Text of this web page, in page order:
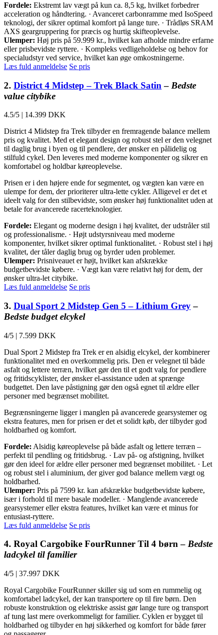
Fordele: Ekstremt lav vægt på kun ca. 8,5 kg, hvilket forbedrer
acceleration og håndtering. · Avanceret carbonramme med IsoSpeed
teknologi, der sikrer optimal komfort på lange ture. · Trådløs SRAM
AXS geargruppering for præcis og hurtig skifteoplevelse.
Ulemper: Høj pris på 59.999 kr., hvilket kan afholde mindre erfarne
eller prisbevidste ryttere. · Kompleks vedligeholdelse og behov for
specialudstyr ved service, hvilket kan øge omkostningerne.
Læs fuld anmeldelse Se pris
2. District 4 Midstep – Trek Black Satin – Bedste
value citybike
4.5/5 | 14.399 DKK
District 4 Midstep fra Trek tilbyder en fremragende balance mellem
pris og kvalitet. Med et elegant design og robust stel er den velegnet
til daglig brug i byen og til pendlere, der ønsker en pålidelig og
stilfuld cykel. Den leveres med moderne komponenter og sikrer en
komfortabel og holdbar køreoplevelse.
Prisen er i den højere ende for segmentet, og vægten kan være en
ulempe for dem, der prioriterer ultra-lette cykler. Alligevel er det et
ideelt valg for den stilbevidste, som ønsker høj funktionalitet uden at
betale for avancerede racerteknologier.
Fordele: Elegant og moderne design i høj kvalitet, der udstråler stil
og professionalisme. · Højt udstyrsniveau med moderne
komponenter, hvilket sikrer optimal funktionalitet. · Robust stel i høj
kvalitet, der tåler daglig brug og byrder uden problemer.
Ulemper: Prisniveauet er højt, hvilket kan afskrække
budgetbevidste købere. · Vægt kan være relativt høj for dem, der
ønsker ultra-let citybike.
Læs fuld anmeldelse Se pris
3. Dual Sport 2 Midstep Gen 5 – Lithium Grey–
Bedste budget elcykel
4/5 | 7.599 DKK
Dual Sport 2 Midstep fra Trek er en alsidig elcykel, der kombinerer
funktionalitet med en overkommelig pris. Den er velegnet til både
asfalt og lettere terræn, hvilket gør den til et godt valg for pendlere
og fritidscyklister, der ønsker el-assistance uden at sprænge
budgettet. Den lave påstigning gør den også egnet til ældre eller
personer med begrænset mobilitet.
Begrænsningerne ligger i manglen på avancerede gearsystemer og
ekstra features, men for prisen er det et solidt køb, der tilbyder god
holdbarhed og komfort.
Fordele: Alsidig køreoplevelse på både asfalt og lettere terræn –
perfekt til pendling og fritidsbrug. · Lav på- og afstigning, hvilket
gør den ideel for ældre eller personer med begrænset mobilitet. · Let
og robust stel i aluminium, der giver god balance mellem vægt og
holdbarhed.
Ulemper: Pris på 7599 kr. kan afskrække budgetbevidste købere,
især i forhold til mere basale modeller. · Manglende avancerede
gearsystemer eller ekstra features, hvilket kan være et minus for
entusiast-ryttere.
Læs fuld anmeldelse Se pris
4. Royal Cargobike FourRunner Til 4 børn – Bedste
ladcykel til familier
4/5 | 37.997 DKK
Royal Cargobike FourRunner skiller sig ud som en rummelig og
komfortabel ladcykel, der kan transportere op til fire børn. Den
robuste konstruktion og elektriske assist gør lange ture og transport
af tung last mere overkommeligt for familier. Cyklen er bygget til
holdbarhed og tilbyder en høj sikkerhed og komfort for både fører